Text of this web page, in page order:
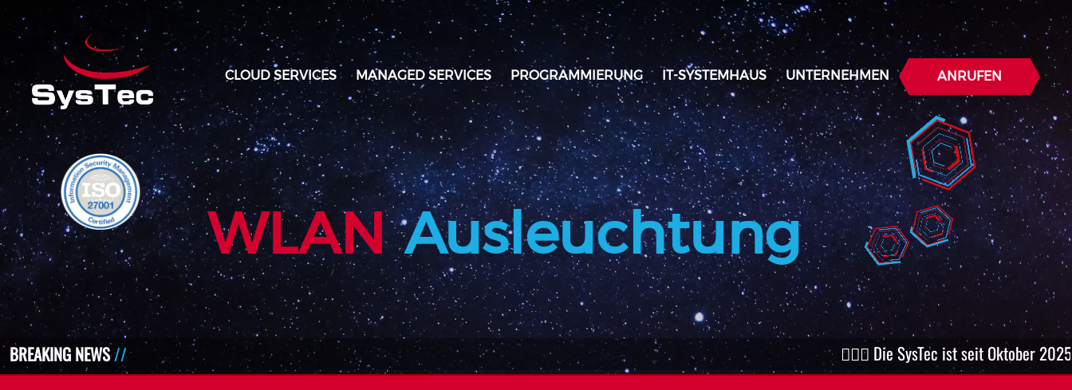
CLOUD SERVICES MANAGED SERVICES PROGRAMMIERUNG IT-SYSTEMHAUS UNTERNEHMEN ANRUFEN
WLAN Ausleuchtung
BREAKING NEWS 🧙🏻‍♂️ Die SysTec ist seit Oktober 2025 ISO